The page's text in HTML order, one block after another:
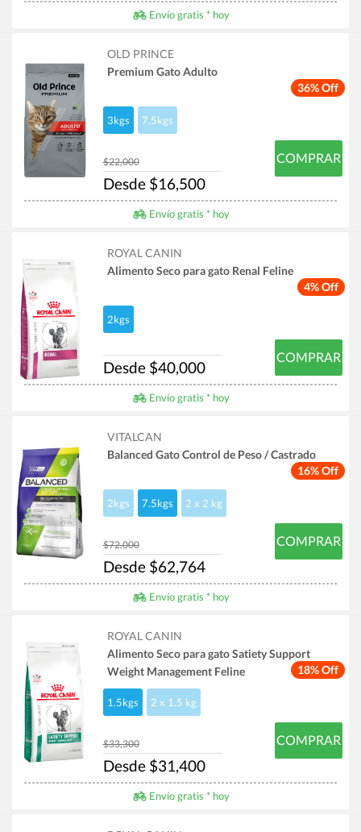
Envío gratis * hoy
36% Off
OLD PRINCE
Premium Gato Adulto
3kgs 7.5kgs
$22,000
Desde $16,500
COMPRAR
Envío gratis * hoy
4% Off
ROYAL CANIN
Alimento Seco para gato Renal Feline
2kgs
Desde $40,000
COMPRAR
Envío gratis * hoy
16% Off
VITALCAN
Balanced Gato Control de Peso / Castrado
2kgs 7.5kgs 2 x 2 kg
$72,000
Desde $62,764
COMPRAR
Envío gratis * hoy
18% Off
ROYAL CANIN
Alimento Seco para gato Satiety Support
Weight Management Feline
1.5kgs 2 x 1.5 kg
$33,300
Desde $31,400
COMPRAR
Envío gratis * hoy